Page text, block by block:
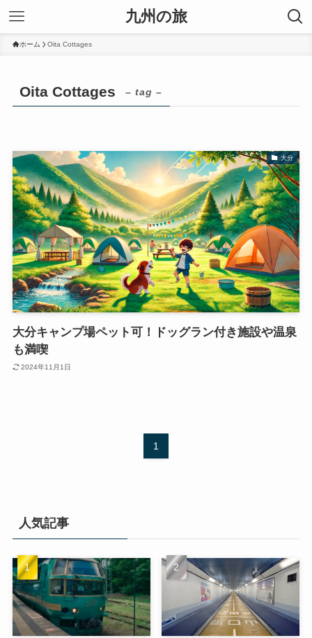
九州の旅
ホーム Oita Cottages
Oita Cottages – tag –
大分
大分キャンプ場ペット可！ドッグラン付き施設や温泉
も満喫
2024年11月1日
1
人気記事